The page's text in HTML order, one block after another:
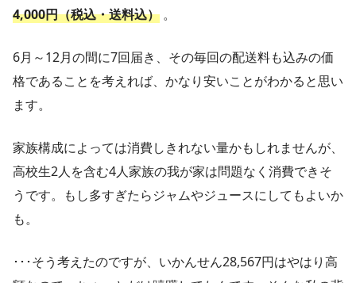
4,000円（税込・送料込） 。
6月～12月の間に7回届き、その毎回の配送料も込みの価
格であることを考えれば、かなり安いことがわかると思い
ます。
家族構成によっては消費しきれない量かもしれませんが、
高校生2人を含む4人家族の我が家は問題なく消費できそ
うです。もし多すぎたらジャムやジュースにしてもよいか
も。
･･･そう考えたのですが、いかんせん28,567円はやはり高